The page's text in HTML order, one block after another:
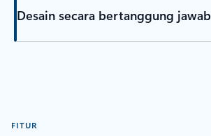
Desain secara bertanggung jawab
FITUR